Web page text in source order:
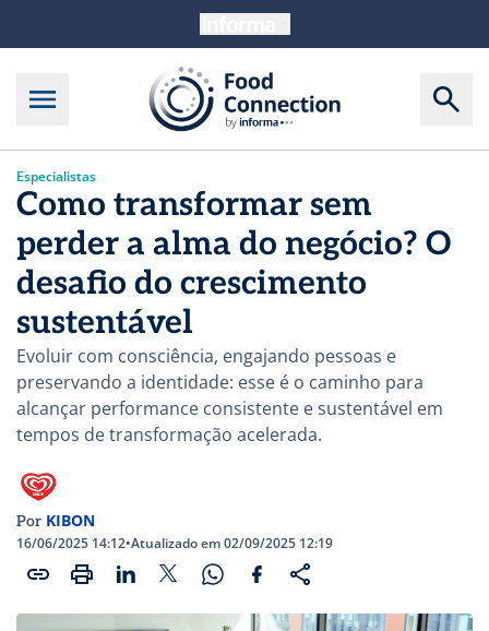
Especialistas
Como transformar sem
perder a alma do negócio? O
desafio do crescimento
sustentável
Evoluir com consciência, engajando pessoas e
preservando a identidade: esse é o caminho para
alcançar performance consistente e sustentável em
tempos de transformação acelerada.
Por KIBON
16/06/2025 14:12•Atualizado em 02/09/2025 12:19